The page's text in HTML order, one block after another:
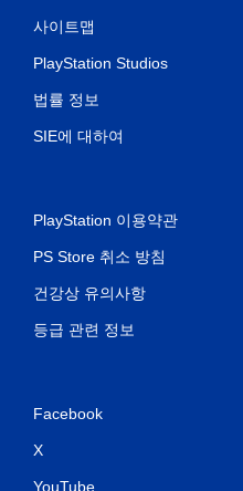
사이트맵
PlayStation Studios
법률 정보
SIE에 대하여
PlayStation 이용약관
PS Store 취소 방침
건강상 유의사항
등급 관련 정보
Facebook
X
YouTube